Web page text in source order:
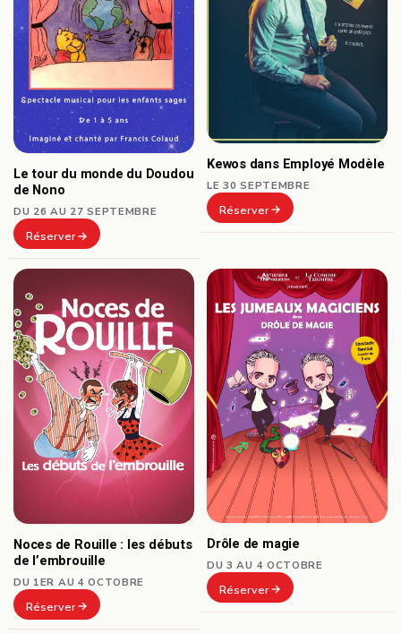
Le tour du monde du Doudou
de Nono
DU 26 AU 27 SEPTEMBRE
Réserver
Kewos dans Employé Modèle
LE 30 SEPTEMBRE
Réserver
Noces de Rouille : les débuts
de l’embrouille
DU 1ER AU 4 OCTOBRE
Réserver
Drôle de magie
DU 3 AU 4 OCTOBRE
Réserver